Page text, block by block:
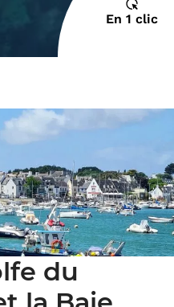
En 1 clic
du